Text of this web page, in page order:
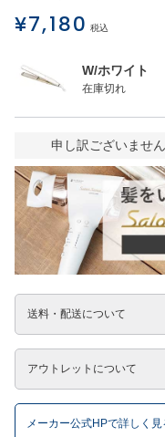
¥7,180 税込
W/ホワイト
在庫切れ
申し訳ございませ
送料・配送について
アウトレットについて
メーカー公式HPで詳しく見